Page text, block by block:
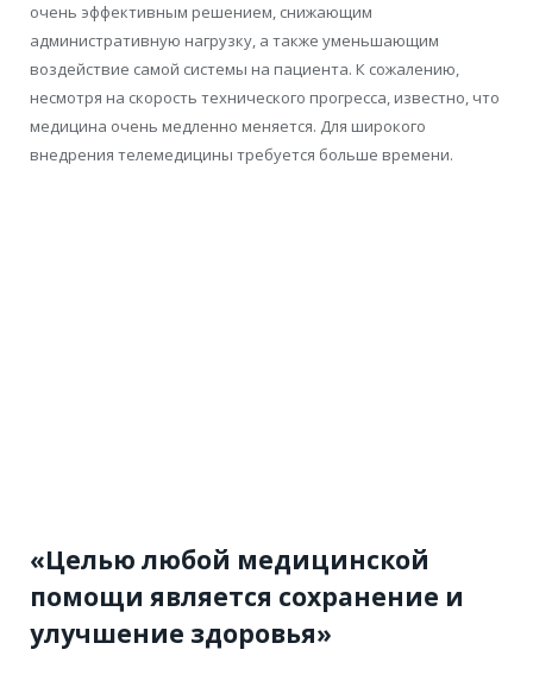
очень эффективным решением, снижающим
административную нагрузку, а также уменьшающим
воздействие самой системы на пациента. К сожалению,
несмотря на скорость технического прогресса, известно, что
медицина очень медленно меняется. Для широкого
внедрения телемедицины требуется больше времени.
«Целью любой медицинской
помощи является сохранение и
улучшение здоровья»